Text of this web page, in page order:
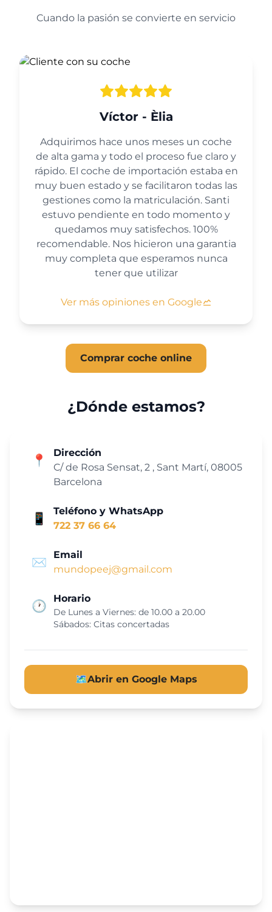
Cuando la pasión se convierte en servicio
Víctor - Èlia
Adquirimos hace unos meses un coche
de alta gama y todo el proceso fue claro y
rápido. El coche de importación estaba en
muy buen estado y se facilitaron todas las
gestiones como la matriculación. Santi
estuvo pendiente en todo momento y
quedamos muy satisfechos. 100%
recomendable. Nos hicieron una garantia
muy completa que esperamos nunca
tener que utilizar
Ver más opiniones en Google
Comprar coche online
¿Dónde estamos?
📍
Dirección
C/ de Rosa Sensat, 2 , Sant Martí, 08005
Barcelona
📱
Teléfono y WhatsApp
722 37 66 64
✉️
Email
mundopeej@gmail.com
🕐
Horario
De Lunes a Viernes: de 10.00 a 20.00
Sábados: Citas concertadas
🗺️Abrir en Google Maps